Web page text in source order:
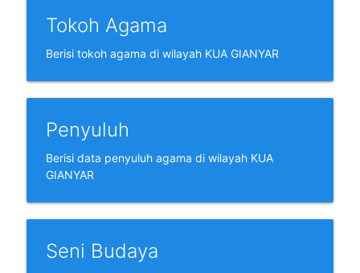
Tokoh Agama
Berisi tokoh agama di wilayah KUA GIANYAR
Penyuluh
Berisi data penyuluh agama di wilayah KUA
GIANYAR
Seni Budaya